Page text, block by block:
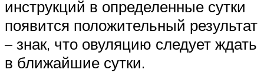
инструкций в определенные сутки
появится положительный результат
– знак, что овуляцию следует ждать
в ближайшие сутки.